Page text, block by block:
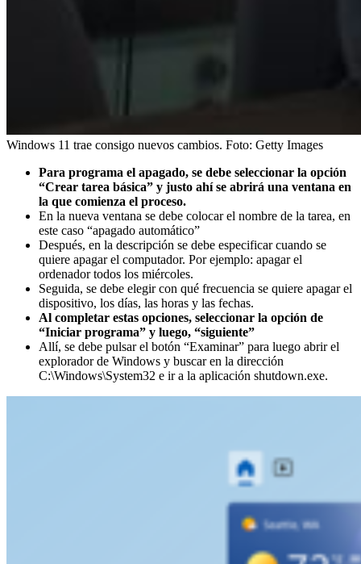
Windows 11 trae consigo nuevos cambios. Foto: Getty Images
Para programa el apagado, se debe seleccionar la opción
“Crear tarea básica” y justo ahí se abrirá una ventana en
la que comienza el proceso.
En la nueva ventana se debe colocar el nombre de la tarea, en
este caso “apagado automático”
Después, en la descripción se debe especificar cuando se
quiere apagar el computador. Por ejemplo: apagar el
ordenador todos los miércoles.
Seguida, se debe elegir con qué frecuencia se quiere apagar el
dispositivo, los días, las horas y las fechas.
Al completar estas opciones, seleccionar la opción de
“Iniciar programa” y luego, “siguiente”
Allí, se debe pulsar el botón “Examinar” para luego abrir el
explorador de Windows y buscar en la dirección
C:\Windows\System32 e ir a la aplicación shutdown.exe.